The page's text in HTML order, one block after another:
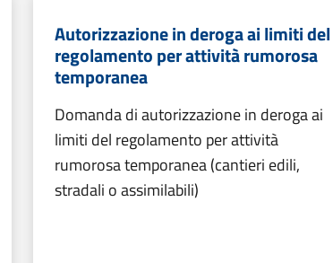
Autorizzazione in deroga ai limiti del
regolamento per attività rumorosa
temporanea
Domanda di autorizzazione in deroga ai
limiti del regolamento per attività
rumorosa temporanea (cantieri edili,
stradali o assimilabili)